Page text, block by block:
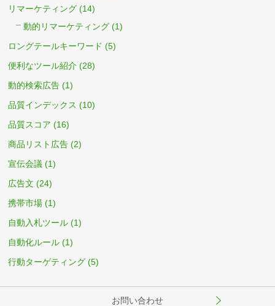
リマーケティング (14)
動的リマーケティング (1)
ロングテールキーワード (5)
便利なツール紹介 (28)
動的検索広告 (1)
品質インデックス (10)
品質スコア (16)
商品リスト広告 (2)
宣伝会議 (1)
広告文 (24)
携帯市場 (1)
自動入札ツール (1)
自動化ルール (1)
行動ターゲティング (5)
お問い合わせ